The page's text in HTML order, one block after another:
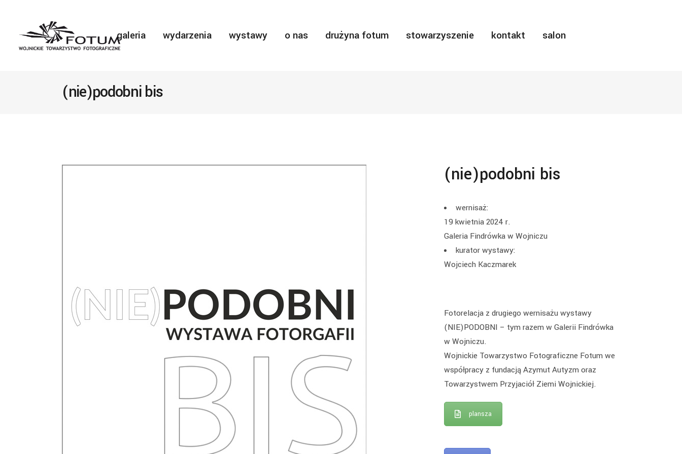
galeria wydarzenia wystawy o nas drużyna fotum stowarzyszenie kontakt salon
(nie)podobni bis
(nie)podobni bis
wernisaż:
19 kwietnia 2024 r.
Galeria Findrówka w Wojniczu
kurator wystawy:
Wojciech Kaczmarek
Fotorelacja z drugiego wernisażu wystawy
(NIE)PODOBNI – tym razem w Galerii Findrówka
w Wojniczu.
Wojnickie Towarzystwo Fotograficzne Fotum we
współpracy z fundacją Azymut Autyzm oraz
Towarzystwem Przyjaciół Ziemi Wojnickiej.
plansza